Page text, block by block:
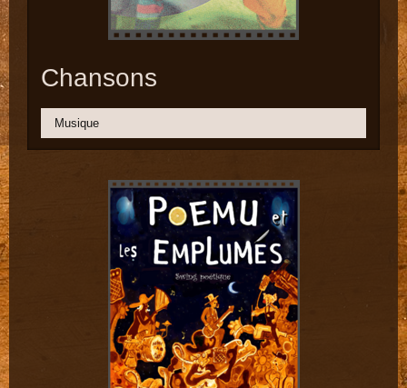
Chansons
Musique